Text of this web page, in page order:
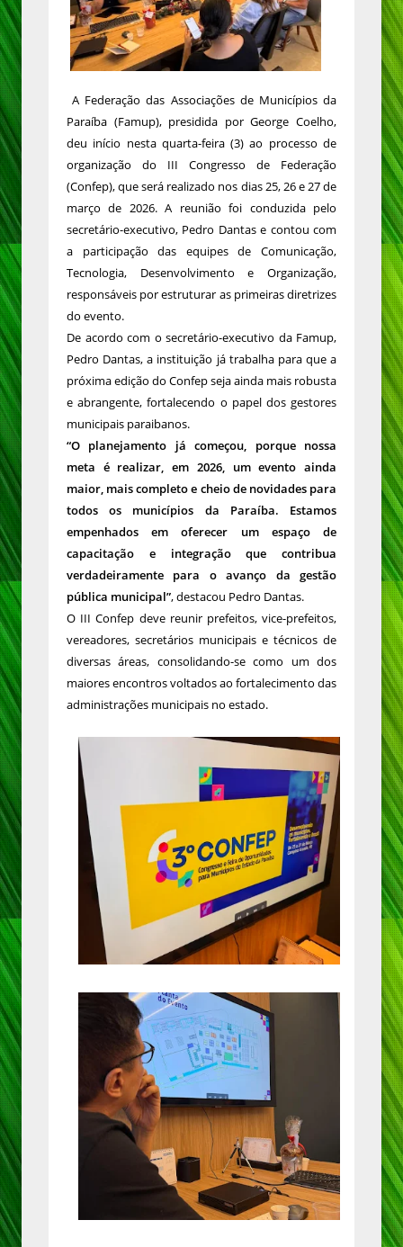
A Federação das Associações de Municípios da
Paraíba (Famup), presidida por George Coelho,
deu início nesta quarta-feira (3) ao processo de
organização do III Congresso de Federação
(Confep), que será realizado nos dias 25, 26 e 27 de
março de 2026. A reunião foi conduzida pelo
secretário-executivo, Pedro Dantas e contou com
a participação das equipes de Comunicação,
Tecnologia, Desenvolvimento e Organização,
responsáveis por estruturar as primeiras diretrizes
do evento.
De acordo com o secretário-executivo da Famup,
Pedro Dantas, a instituição já trabalha para que a
próxima edição do Confep seja ainda mais robusta
e abrangente, fortalecendo o papel dos gestores
municipais paraibanos.
“O planejamento já começou, porque nossa
meta é realizar, em 2026, um evento ainda
maior, mais completo e cheio de novidades para
todos os municípios da Paraíba. Estamos
empenhados em oferecer um espaço de
capacitação e integração que contribua
verdadeiramente para o avanço da gestão
pública municipal”, destacou Pedro Dantas.
O III Confep deve reunir prefeitos, vice-prefeitos,
vereadores, secretários municipais e técnicos de
diversas áreas, consolidando-se como um dos
maiores encontros voltados ao fortalecimento das
administrações municipais no estado.